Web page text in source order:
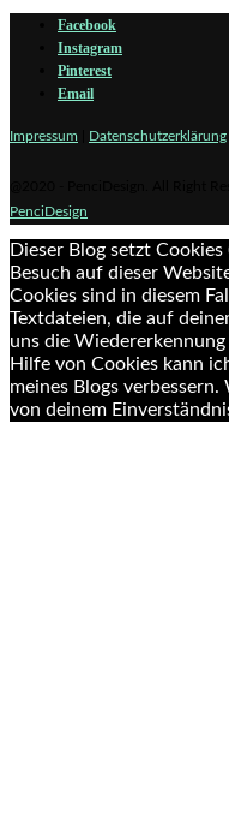
Facebook
Instagram
Pinterest
Email
Impressum Datenschutzerklärung
PenciDesign
Dieser Blog setzt
Besuch auf dieser
Cookies sind in diesem
Textdateien, die auf
uns die
Hilfe von Cookies kann
meines Blogs
von deinem